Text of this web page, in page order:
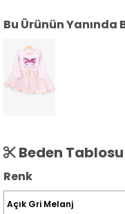
Bu Ürünün Yanında
Beden Tablosu
Renk